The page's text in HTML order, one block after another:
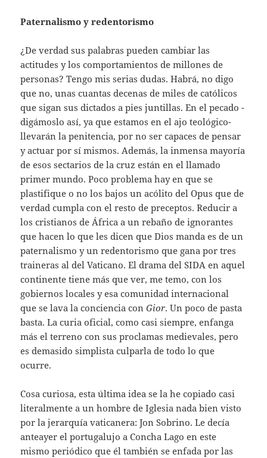
Paternalismo y redentorismo
¿De verdad sus palabras pueden cambiar las
actitudes y los comportamientos de millones de
personas? Tengo mis serias dudas. Habrá, no digo
que no, unas cuantas decenas de miles de católicos
que sigan sus dictados a pies juntillas. En el pecado -
digámoslo así, ya que estamos en el ajo teológico-
llevarán la penitencia, por no ser capaces de pensar
y actuar por sí mismos. Además, la inmensa mayoría
de esos sectarios de la cruz están en el llamado
primer mundo. Poco problema hay en que se
plastifique o no los bajos un acólito del Opus que de
verdad cumpla con el resto de preceptos. Reducir a
los cristianos de África a un rebaño de ignorantes
que hacen lo que les dicen que Dios manda es de un
paternalismo y un redentorismo que gana por tres
traineras al del Vaticano. El drama del SIDA en aquel
continente tiene más que ver, me temo, con los
gobiernos locales y esa comunidad internacional
que se lava la conciencia conGior. Un poco de pasta
basta. La curia oficial, como casi siempre, enfanga
más el terreno con sus proclamas medievales, pero
es demasido simplista culparla de todo lo que
ocurre.
Cosa curiosa, esta última idea se la he copiado casi
literalmente a un hombre de Iglesia nada bien visto
por la jerarquía vaticanera: Jon Sobrino. Le decía
anteayer el portugalujo a Concha Lago en este
mismo periódico que él también se enfada por las